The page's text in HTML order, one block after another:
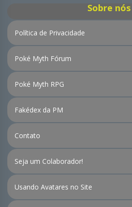
Sobre nós
Política de Privacidade
Poké Myth Fórum
Poké Myth RPG
Fakédex da PM
Contato
Seja um Colaborador!
Usando Avatares no Site